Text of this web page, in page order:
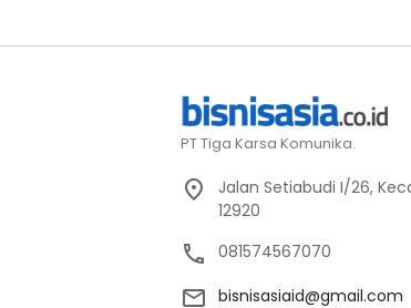
PT Tiga Karsa Komunika.
Jalan Setiabudi I/26,
12920
081574567070
bisnisasiaid@gmail.com